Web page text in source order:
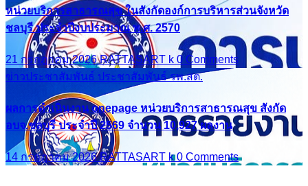
หน่วยบริการสาธารณสุข ในสังกัดองก์การบริหารส่วนจังหวัด
ชลบุรี ประจำปีงบประมาณ พ.ศ. 2570
21 กรกฎาคม 2026RATTASART k 0 Comments
ข่าวประชาสัมพันธ์ ประชาสัมพันธ์ รพ.สต.
ผลการดำเนินงาน onepage หน่วยบริการสาธารณสุข สังกัด
อบจ.ชลบุรี ประจำปี 2569 จำนวน 10,927 ผลงาน
14 กรกฎาคม 2026RATTASART k0 Comments